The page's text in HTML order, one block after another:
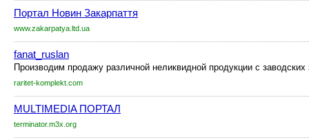
Портал Новин Закарпаття
www.zakarpatya.ltd.ua
fanat_ruslan
Производим продажу различной неликвидной продукции c
raritet-komplekt.com
MULTIMEDIA ПОРТАЛ
terminator.m3x.org